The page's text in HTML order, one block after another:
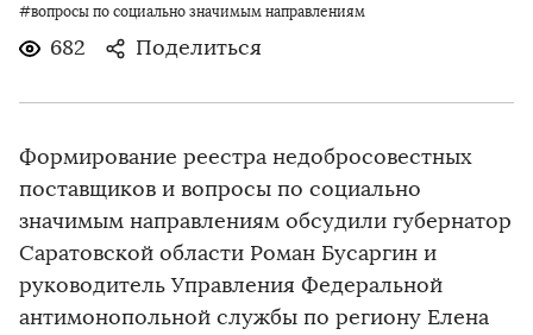
#вопросы по социально значимым направлениям
682 Поделиться
Формирование реестра недобросовестных
поставщиков и вопросы по социально
значимым направлениям обсудили губернатор
Саратовской области Роман Бусаргин и
руководитель Управления Федеральной
антимонопольной службы по региону Елена